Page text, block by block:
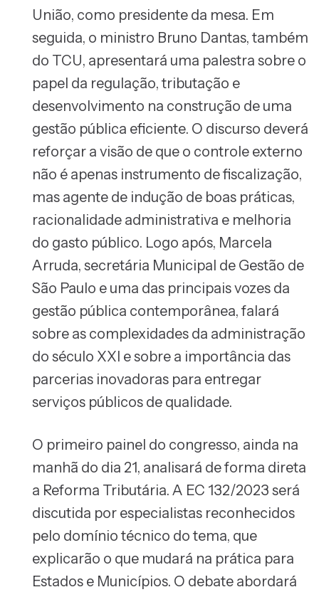
União, como presidente da mesa. Em
seguida, o ministro Bruno Dantas, também
do TCU, apresentará uma palestra sobre o
papel da regulação, tributação e
desenvolvimento na construção de uma
gestão pública eficiente. O discurso deverá
reforçar a visão de que o controle externo
não é apenas instrumento de fiscalização,
mas agente de indução de boas práticas,
racionalidade administrativa e melhoria
do gasto público. Logo após, Marcela
Arruda, secretária Municipal de Gestão de
São Paulo e uma das principais vozes da
gestão pública contemporânea, falará
sobre as complexidades da administração
do século XXI e sobre a importância das
parcerias inovadoras para entregar
serviços públicos de qualidade.
O primeiro painel do congresso, ainda na
manhã do dia 21, analisará de forma direta
a Reforma Tributária. A EC 132/2023 será
discutida por especialistas reconhecidos
pelo domínio técnico do tema, que
explicarão o que mudará na prática para
Estados e Municípios. O debate abordará